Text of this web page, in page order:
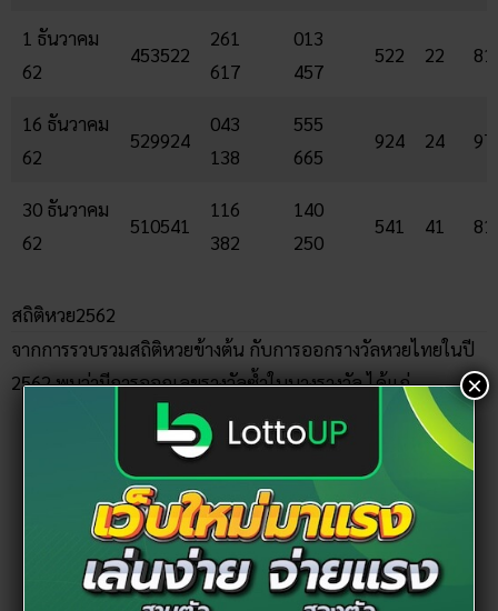
1 ธันวาคม
62
453522
261
617
013
457
522 22 81
16 ธันวาคม
62
529924
043
138
555
665
924 24 97
30 ธันวาคม
62
510541
116
382
140
250
541 41 81
สถิติหวย2562
จากการรวบรวมสถิติหวยข้างต้น กับการออกรางวัลหวยไทยในปี
2562 พบว่ามีการออกเลขรางวัลซ้ำในบางรางวัล ได้แก่
เลข 2 ตัวบน ได้แก่ 24 ออกทั้งหมด 3 ครั้ง
เลข 2 ตัวล่าง ได้แก่ 65 และ 81 ออกทั้งหมด 2 ครั้ง
เลข 3 ตัวบน ไม่มีตัวไหนที่ออกซ้ำ
เลข 3 ตัวล่าง ได้แก่ 127 ออกทั้งหมด 2 ครั้ง
เลข 3 ตัวหน้า ได้แก่ 043 และ 625 ออกทั้งหมด 2 ครั้ง
×